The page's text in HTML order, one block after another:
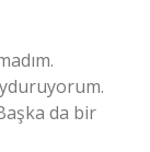
da bir